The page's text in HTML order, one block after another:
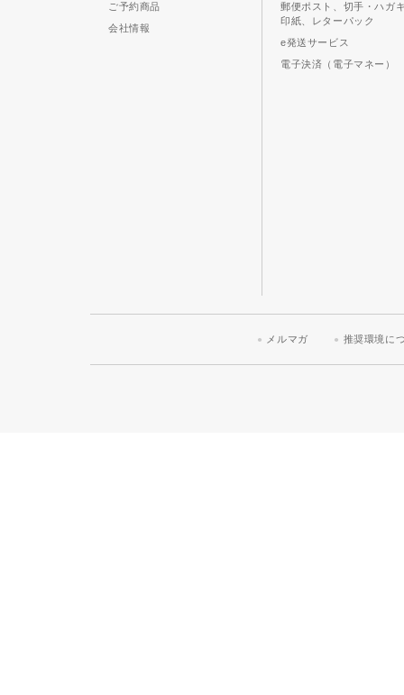
ご予約商品
会社情報
郵便ポスト、切手・ハガ
印紙、レターパック
e発送サービス
電子決済（電子マネー）
メルマガ 推奨環境に